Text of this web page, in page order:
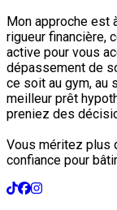
Mon approche est
rigueur financière,
active pour vous
dépassement de
ce soit au gym, au
meilleur prêt
preniez des
Vous méritez plus
confiance pour